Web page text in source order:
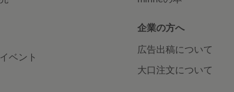
ベント
企業の方へ
広告出稿について
大口注文について